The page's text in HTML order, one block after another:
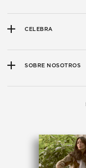
CELEBRA
SOBRE NOSOTROS